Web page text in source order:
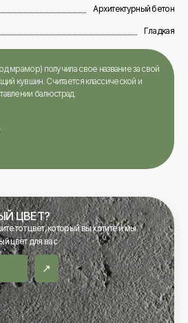
Архитектурный бетон
Гладкая
мрамор) получила свое название за свой
кувшин. Считается классической и
балюстрад.
ЦВЕТ?
тот цвет, который вы хотите и мы
цвет для вас